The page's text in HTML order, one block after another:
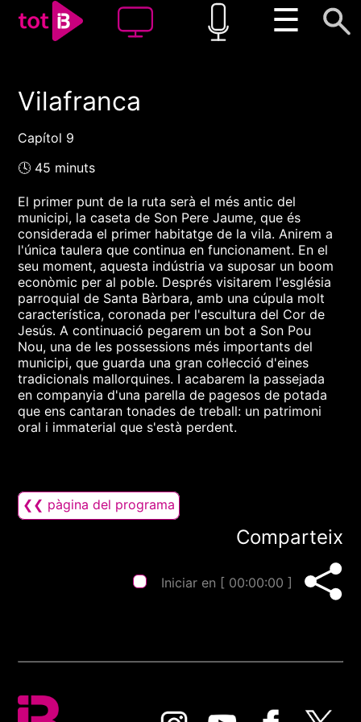
☰
00:00 00:00
Vilafranca
Capítol 9
🕓 45 minuts
El primer punt de la ruta serà el més antic del
municipi, la caseta de Son Pere Jaume, que és
considerada el primer habitatge de la vila. Anirem a
l'única taulera que continua en funcionament. En el
seu moment, aquesta indústria va suposar un boom
econòmic per al poble. Després visitarem l'església
parroquial de Santa Bàrbara, amb una cúpula molt
característica, coronada per l'escultura del Cor de
Jesús. A continuació pegarem un bot a Son Pou
Nou, una de les possessions més importants del
municipi, que guarda una gran col·lecció d'eines
tradicionals mallorquines. I acabarem la passejada
en companyia d'una parella de pagesos de potada
que ens cantaran tonades de treball: un patrimoni
oral i immaterial que s'està perdent.
❮❮ pàgina del programa
Comparteix
Iniciar en [ 00:00:00 ]